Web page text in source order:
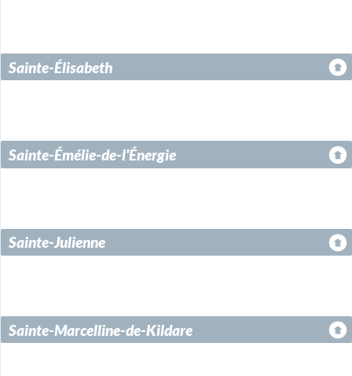
Sainte-Élisabeth
Sainte-Émélie-de-l'Énergie
Sainte-Julienne
Sainte-Marcelline-de-Kildare